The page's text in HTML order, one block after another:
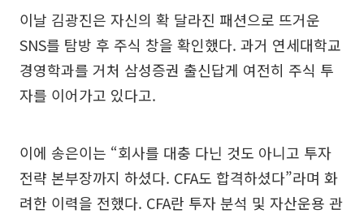
이날 김광진은 자신의 확 달라진 패션으로 뜨거운
SNS를 탐방 후 주식 창을 확인했다. 과거 연세대학교
경영학과를 거처 삼성증권 출신답게 여전히 주식 투
자를 이어가고 있다고.
이에 송은이는 “회사를 대충 다닌 것도 아니고 투자
전략 본부장까지 하셨다. CFA도 합격하셨다”라며 화
려한 이력을 전했다. CFA란 투자 분석 및 자산운용 관